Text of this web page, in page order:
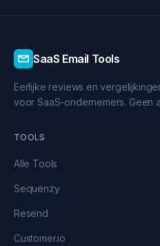
SaaS Email Tools
Eerlijke reviews en
voor SaaS-ondernemers. Geen
TOOLS
Alle Tools
Sequenzy
Resend
Customer.io